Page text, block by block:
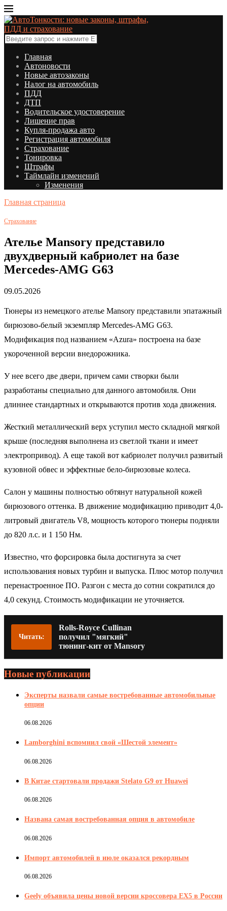
Главная
Автоновости
Новые автозаконы
Налог на автомобиль
ПДД
ДТП
Водительское удостоверение
Лишение прав
Купля-продажа авто
Регистрация автомобиля
Страхование
Тонировка
Штрафы
Таймлайн изменений
Изменения
Главная страница
Страхование
Ателье Mansory представило
двухдверный кабриолет на базе
Mercedes-AMG G63
09.05.2026
Тюнеры из немецкого ателье Mansory представили эпатажный
бирюзово-белый экземпляр Mercedes-AMG G63.
Модификация под названием «Azura» построена на базе
укороченной версии внедорожника.
У нее всего две двери, причем сами створки были
разработаны специально для данного автомобиля. Они
длиннее стандартных и открываются против хода движения.
Жесткий металлический верх уступил место складной мягкой
крыше (последняя выполнена из светлой ткани и имеет
электропривод). А еще такой вот кабриолет получил развитый
кузовной обвес и эффектные бело-бирюзовые колеса.
Салон у машины полностью обтянут натуральной кожей
бирюзового оттенка. В движение модификацию приводит 4,0-
литровый двигатель V8, мощность которого тюнеры подняли
до 820 л.с. и 1 150 Нм.
Известно, что форсировка была достигнута за счет
использования новых турбин и выпуска. Плюс мотор получил
перенастроенное ПО. Разгон с места до сотни сократился до
4,0 секунд. Стоимость модификации не уточняется.
Читать:
Rolls-Royce Cullinan
получил "мягкий"
тюнинг-кит от Mansory
Новые публикации
Эксперты назвали самые востребованные автомобильные
опции
06.08.2026
Lamborghini вспомнил свой «Шестой элемент»
06.08.2026
В Китае стартовали продажи Stelato G9 от Huawei
06.08.2026
Названа самая востребованная опция в автомобиле
06.08.2026
Импорт автомобилей в июле оказался рекордным
06.08.2026
Geely объявила цены новой версии кроссовера EX5 в России